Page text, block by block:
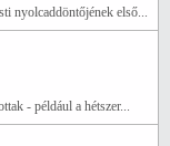
nyolcaddöntőjének első...
- például a hétszer...